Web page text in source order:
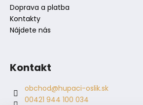
Doprava a platba
Kontakty
Nájdete nás
Kontakt
obchod@hupaci-oslik.sk
00421 944 100 034